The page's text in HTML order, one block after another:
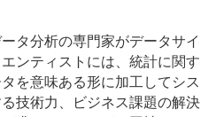
タ分析の専門家がデータサイ
ンティストには、統計に関す
を意味ある形に加工してシス
技術力、ビジネス課題の解決